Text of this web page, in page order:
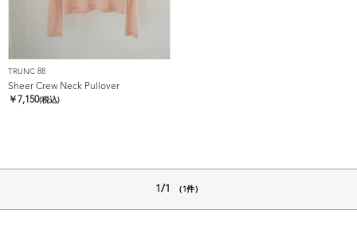
TRUNC 88
Sheer Crew Neck Pullover
￥ 7,150(税込)
1/1 （1件）